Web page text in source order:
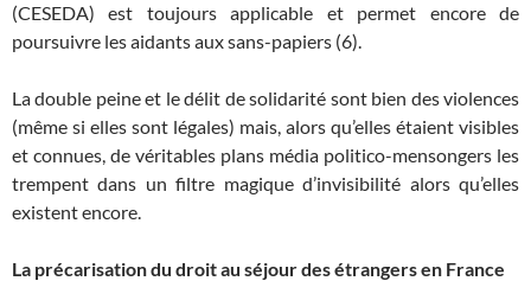
(CESEDA) est toujours applicable et permet encore de
poursuivre les aidants aux sans-papiers (6).
La double peine et le délit de solidarité sont bien des violences
(même si elles sont légales) mais, alors qu’elles étaient visibles
et connues, de véritables plans média politico-mensongers les
trempent dans un filtre magique d’invisibilité alors qu’elles
existent encore.
La précarisation du droit au séjour des étrangers en France